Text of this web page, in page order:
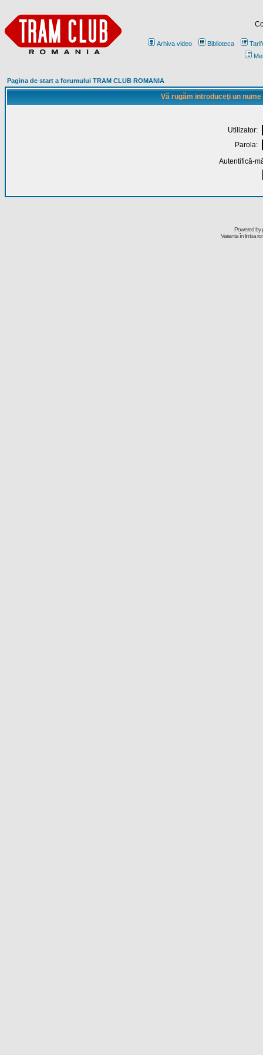
Arhiva video Biblioteca
Pagina de start a forumului TRAM CLUB ROMANIA
Vă rugăm introduceţi un
Utilizator:
Parola:
Autentifică-
Powered by
Varianta în limba